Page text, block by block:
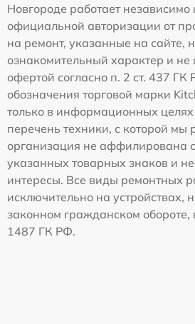
Новгороде работает независимо
официальной авторизации от
на ремонт, указанные на сайте,
ознакомительный характер и не
офертой согласно п. 2 ст. 437
обозначения торговой марки
только в информационных
перечень техники, с которой
организация не аффилирована
указанных товарных знаков и
интересы. Все виды ремонтных
исключительно на устройствах,
законном гражданском обороте,
1487 ГК РФ.